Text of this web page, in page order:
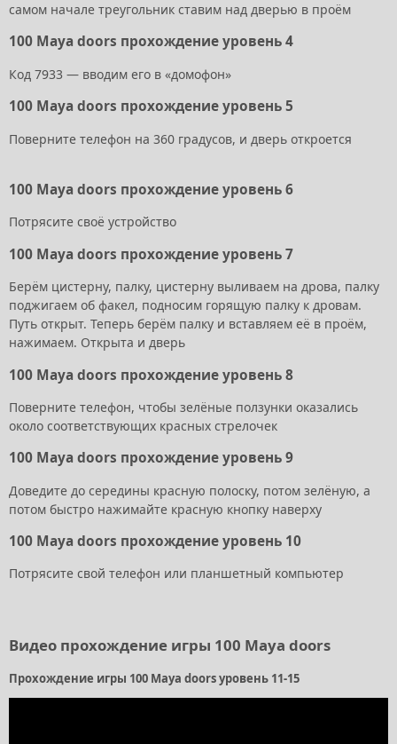
самом начале треугольник ставим над дверью в проём
100 Maya doors прохождение уровень 4
Код 7933 — вводим его в «домофон»
100 Maya doors прохождение уровень 5
Поверните телефон на 360 градусов, и дверь откроется
100 Maya doors прохождение уровень 6
Потрясите своё устройство
100 Maya doors прохождение уровень 7
Берём цистерну, палку, цистерну выливаем на дрова, палку
поджигаем об факел, подносим горящую палку к дровам.
Путь открыт. Теперь берём палку и вставляем её в проём,
нажимаем. Открыта и дверь
100 Maya doors прохождение уровень 8
Поверните телефон, чтобы зелёные ползунки оказались
около соответствующих красных стрелочек
100 Maya doors прохождение уровень 9
Доведите до середины красную полоску, потом зелёную, а
потом быстро нажимайте красную кнопку наверху
100 Maya doors прохождение уровень 10
Потрясите свой телефон или планшетный компьютер
Видео прохождение игры 100 Maya doors
Прохождение игры 100 Maya doors уровень 11-15